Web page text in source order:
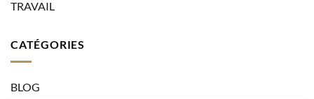
TRAVAIL
CATÉGORIES
BLOG